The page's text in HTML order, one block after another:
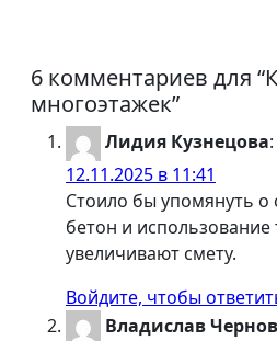
6 комментариев для
многоэтажек”
Лидия Кузнецова:
12.11.2025 в 11:41
Стоило бы упомянуть о
бетон и
увеличивают смету.
Войдите, чтобы
Владислав Чернов